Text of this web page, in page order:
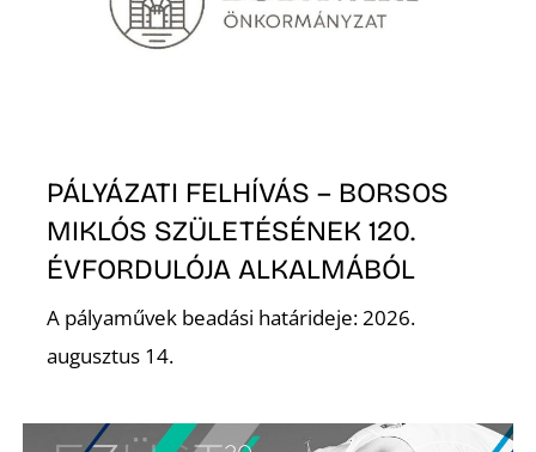
PÁLYÁZATI FELHÍVÁS – BORSOS
MIKLÓS SZÜLETÉSÉNEK 120.
ÉVFORDULÓJA ALKALMÁBÓL
A pályaművek beadási határideje: 2026.
augusztus 14.